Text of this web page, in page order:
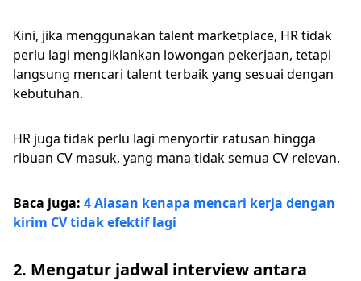
Kini, jika menggunakan talent marketplace, HR tidak
perlu lagi mengiklankan lowongan pekerjaan, tetapi
langsung mencari talent terbaik yang sesuai dengan
kebutuhan.
HR juga tidak perlu lagi menyortir ratusan hingga
ribuan CV masuk, yang mana tidak semua CV relevan.
Baca juga: 4 Alasan kenapa mencari kerja dengan
kirim CV tidak efektif lagi
2. Mengatur jadwal interview antara